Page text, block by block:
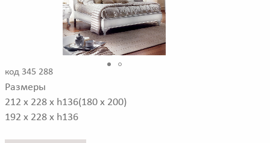
код 345 288
Размеры
212 x 228 x h136(180 x 200)
192 x 228 x h136